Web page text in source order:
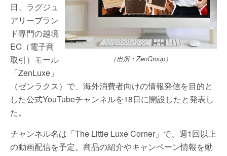
（出所：ZenGroup）
日、ラグジュ
アリーブラン
ド専門の越境
EC（電子商
取引）モール
「ZenLuxe」
（ゼンラクス）で、海外消費者向けの情報発信を目的と
した公式YouTubeチャンネルを18日に開設したと発表し
た。
チャンネル名は「The Little Luxe Corner」で、週1回以上
の動画配信を予定。商品の紹介やキャンペーン情報を動